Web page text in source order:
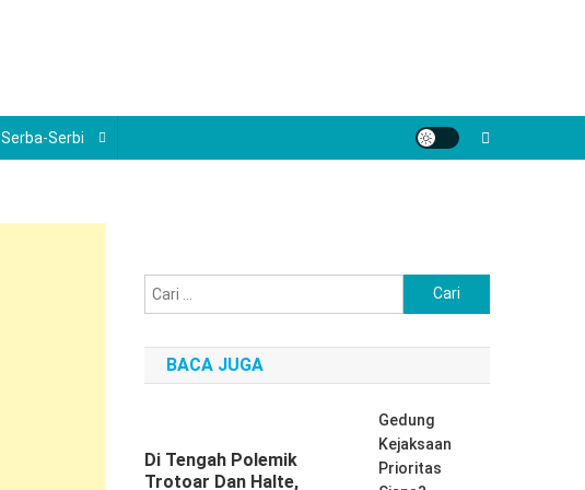
Serba-Serbi
untuk:
BACA JUGA
Di Tengah Polemik
Trotoar Dan Halte,
Gedung
Kejaksaan
Prioritas